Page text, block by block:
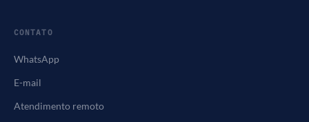
CONTATO
WhatsApp
E-mail
Atendimento remoto